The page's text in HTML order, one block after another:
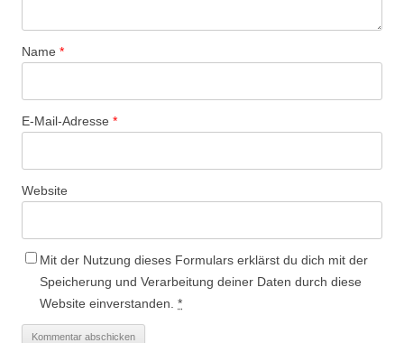
Name *
E-Mail-Adresse *
Website
Mit der Nutzung dieses Formulars erklärst du dich mit der
Speicherung und Verarbeitung deiner Daten durch diese
Website einverstanden. *